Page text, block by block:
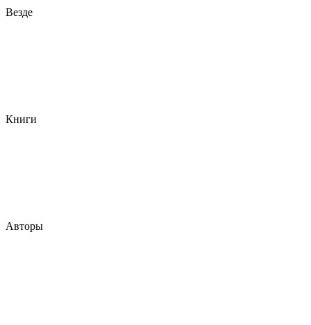
Везде
Книги
Авторы